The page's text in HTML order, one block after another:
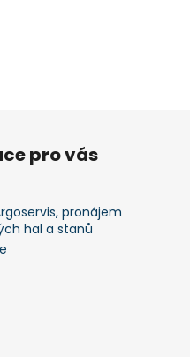
pro vás
pronájem
hal a stanů